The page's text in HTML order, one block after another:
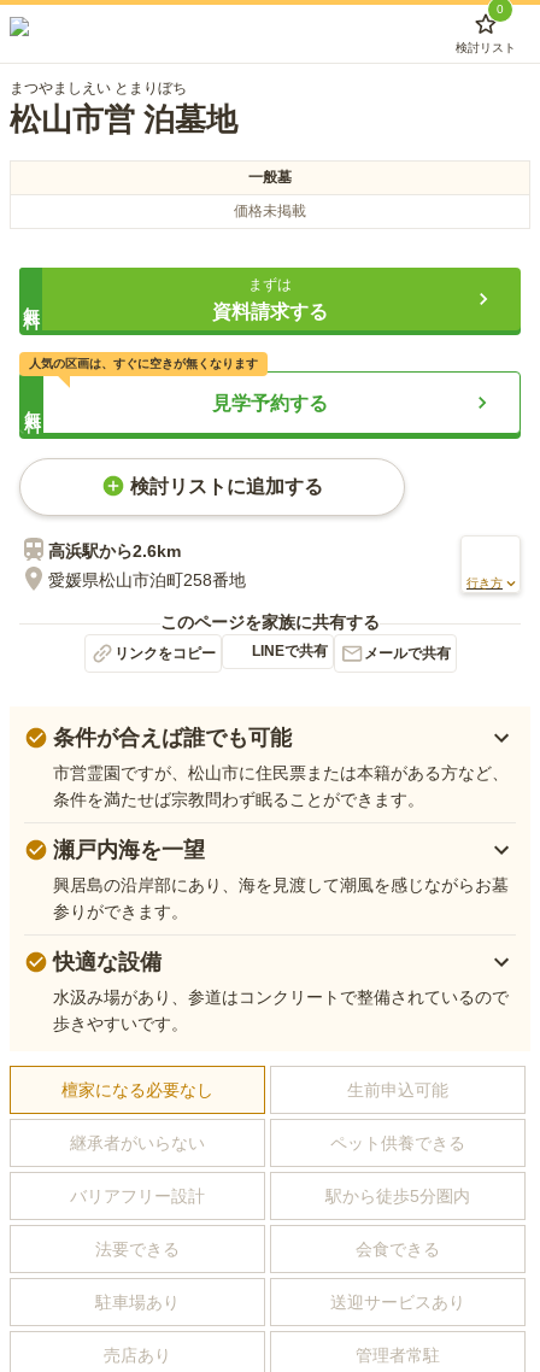
0
検討リスト
まつやましえい とまりぼち
松山市営 泊墓地
一般墓
価格未掲載
まずは
資料請求する
見学予約する
人気の区画は、すぐに空きが無くなります
検討リストに追加する
高浜駅から2.6km
愛媛県松山市泊町258番地
行き方
このページを家族に共有する
リンクをコピー LINEで共有 メールで共有
条件が合えば誰でも可能
市営霊園ですが、松山市に住民票または本籍がある方など、
条件を満たせば宗教問わず眠ることができます。
瀬戸内海を一望
興居島の沿岸部にあり、海を見渡して潮風を感じながらお墓
参りができます。
快適な設備
水汲み場があり、参道はコンクリートで整備されているので
歩きやすいです。
檀家になる必要なし 生前申込可能
継承者がいらない ペット供養できる
バリアフリー設計 駅から徒歩5分圏内
法要できる 会食できる
駐車場あり 送迎サービスあり
売店あり 管理者常駐